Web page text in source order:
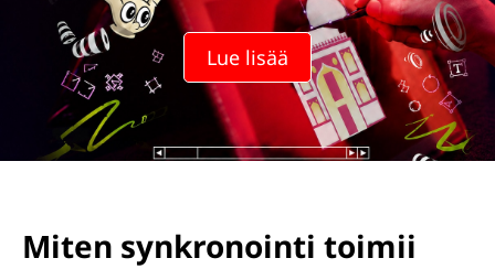
Lue lisää
Miten synkronointi toimii